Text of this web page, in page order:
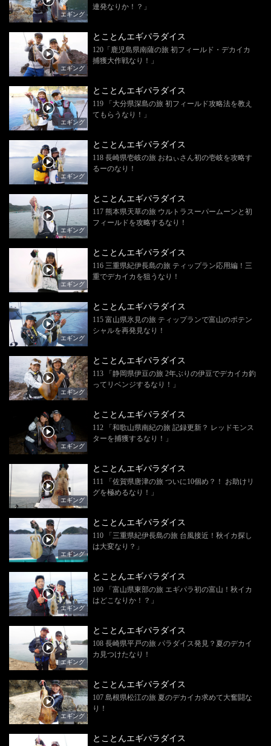
エギング
連発なりか！？」
エギング
とことんエギパラダイス
120「鹿児島県南薩の旅 初フィールド・デカイカ
捕獲大作戦なり！」
エギング
とことんエギパラダイス
119 「大分県深島の旅 初フィールド攻略法を教え
てもらうなり！」
エギング
とことんエギパラダイス
118 長崎県壱岐の旅 おねぃさん初の壱岐を攻略す
るーのなり！
エギング
とことんエギパラダイス
117 熊本県天草の旅 ウルトラスーパームーンと初
フィールドを攻略するなり！
エギング
とことんエギパラダイス
116 三重県紀伊長島の旅 ティップラン応用編！三
重でデカイカを狙うなり！
エギング
とことんエギパラダイス
115 富山県氷見の旅 ティップランで富山のポテン
シャルを再発見なり！
エギング
とことんエギパラダイス
113 「静岡県伊豆の旅 2年ぶりの伊豆でデカイカ釣
ってリベンジするなり！」
エギング
とことんエギパラダイス
112 「和歌山県南紀の旅 記録更新？ レッドモンス
ターを捕獲するなり！」
エギング
とことんエギパラダイス
111 「佐賀県唐津の旅 ついに10個め？！ お助けリ
グを極めるなり！」
エギング
とことんエギパラダイス
110 「三重県紀伊長島の旅 台風接近！秋イカ探し
は大変なり？」
エギング
とことんエギパラダイス
109 「富山県東部の旅 エギパラ初の富山！秋イカ
はどこなりか！？」
エギング
とことんエギパラダイス
108 長崎県平戸の旅 パラダイス発見？夏のデカイ
カ見つけたなり！
エギング
とことんエギパラダイス
107 島根県松江の旅 夏のデカイカ求めて大奮闘な
り！
とことんエギパラダイス